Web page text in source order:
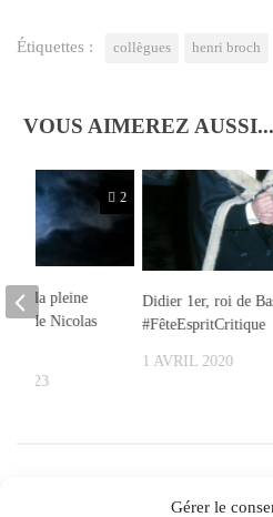
Gérer le
Étiquettes : collègues henri broch
VOUS AIMEREZ AUSSI...
Didier 1er, roi de
#FêteEspritCritique
1 AVRIL 2020
2
à la pleine
de Nicolas
2023